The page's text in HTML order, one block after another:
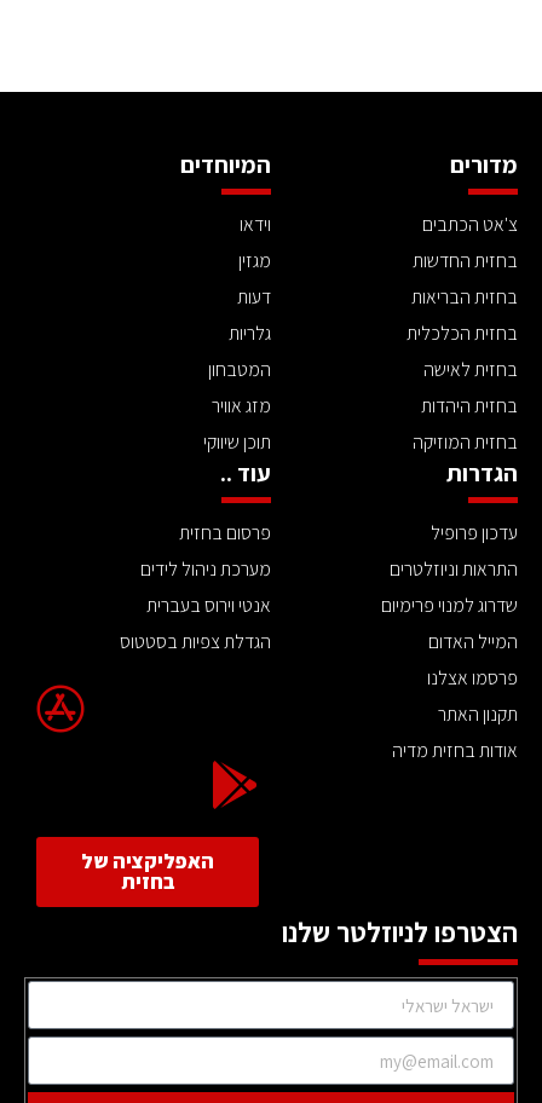
מדורים
צ'אט הכתבים
בחזית החדשות
בחזית הבריאות
בחזית הכלכלית
בחזית לאישה
בחזית היהדות
בחזית המוזיקה
המיוחדים
וידאו
מגזין
דעות
גלריות
המטבחון
מזג אוויר
תוכן שיווקי
הגדרות
עדכון פרופיל
התראות וניוזלטרים
שדרוג למנוי פרימיום
המייל האדום
פרסמו אצלנו
תקנון האתר
אודות בחזית מדיה
עוד ..
פרסום בחזית
מערכת ניהול לידים
אנטי וירוס בעברית
הגדלת צפיות בסטטוס
האפליקציה של
בחזית
הצטרפו לניוזלטר שלנו